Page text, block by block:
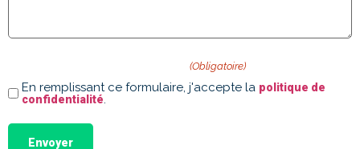
(Obligatoire)
En remplissant ce formulaire, j'accepte la politique de
confidentialité.